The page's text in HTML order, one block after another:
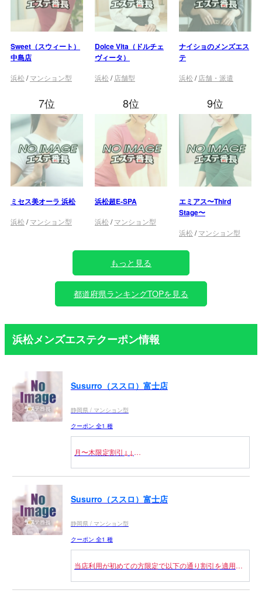
Sweet（スウィート）
中島店
浜松 /マンション型
Dolce Vita（ドルチェ
ヴィータ）
浜松 / 店舗型
ナイショのメンズエス
テ
浜松 / 店舗・派遣
7位
ミセス美オーラ 浜松
浜松 /マンション型
8位
浜松超E-SPA
浜松 /マンション型
9位
エミアス〜Third
Stage〜
浜松 /マンション型
もっと見る
都道府県ランキングTOPを見る
浜松メンズエステクーポン情報
Susurro（ススロ）富士店
静岡県 / マンション型
クーポン 全1 種
月〜木限定割引↓↓
平日21時以降ご利用で3000円引！！
※90分コースは3000円引となります。
Susurro（ススロ）富士店
静岡県 / マンション型
クーポン 全1 種
当店利用が初めての方限定で以下の通り割引を適用さ